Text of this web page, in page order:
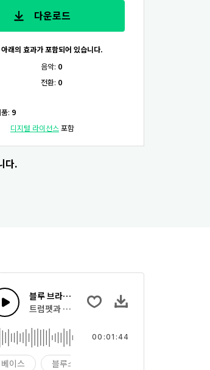
다운로드
래의 효과가 포함되어 있습니다.
음악: 0
전환: 0
: 9
디지털 라이선스 포함
다.
재즈 하우스 클럽 스윙 피아노
블루 브라더스 재즈
트럼펫과 록 드럼을 가진 블루스 기타
베이스 블루스
00:01:44